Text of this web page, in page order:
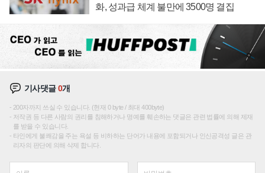
화, 성과급 체계 불만에 3500명 결집
기사댓글0개
200자까지 쓰실 수 있습니다. (현재 0 byte / 최대 400byte)
저작권 등 다른 사람의 권리를 침해하거나 명예를 훼손하는 댓글은 관련 법률에 의해 제재
를 받을 수 있습니다.
타인에게 불쾌감을 주는 욕설 등 비하하는 단어가 내용에 포함되거나 인신공격성 글은 관
리자의 판단에 의해 삭제 합니다.